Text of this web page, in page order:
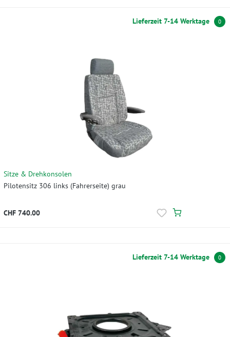
Lieferzeit 7-14 Werktage 0
Sitze & Drehkonsolen
Pilotensitz 306 links (Fahrerseite) grau
CHF 740.00
Lieferzeit 7-14 Werktage 0